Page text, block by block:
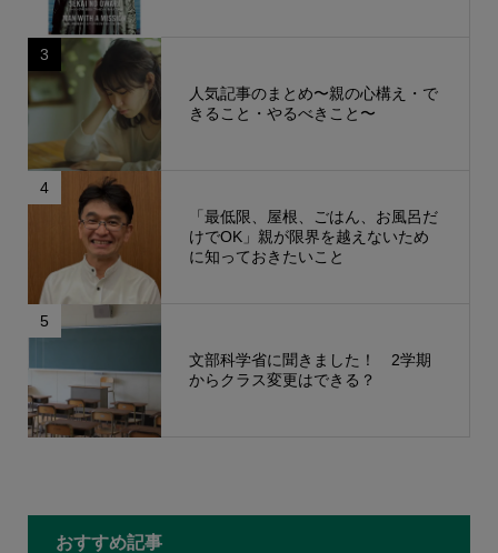
3
人気記事のまとめ〜親の心構え・で
きること・やるべきこと〜
4
「最低限、屋根、ごはん、お風呂だ
けでOK」親が限界を越えないため
に知っておきたいこと
5
文部科学省に聞きました！ 2学期
からクラス変更はできる？
おすすめ記事